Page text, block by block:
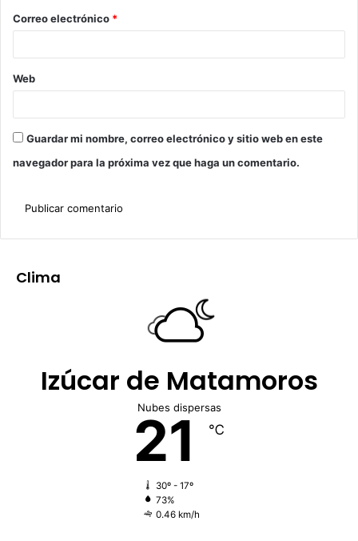
Correo electrónico *
Web
Guardar mi nombre, correo electrónico y sitio web en este
navegador para la próxima vez que haga un comentario.
Clima
Izúcar de Matamoros
Nubes dispersas
21 ℃
30º - 17º
73%
0.46 km/h